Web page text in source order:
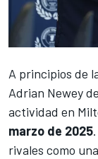
A principios de
Adrian Newey
actividad en
marzo de 2025
rivales como